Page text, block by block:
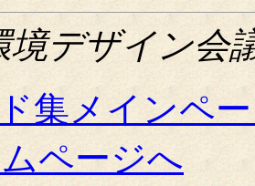
境デザイン会
集メインペ
ページへ